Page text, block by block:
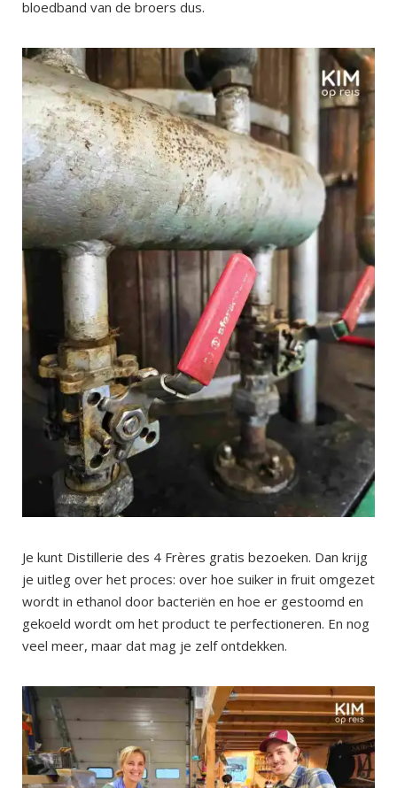
bloedband van de broers dus.
Je kunt Distillerie des 4 Frères gratis bezoeken. Dan krijg
je uitleg over het proces: over hoe suiker in fruit omgezet
wordt in ethanol door bacteriën en hoe er gestoomd en
gekoeld wordt om het product te perfectioneren. En nog
veel meer, maar dat mag je zelf ontdekken.